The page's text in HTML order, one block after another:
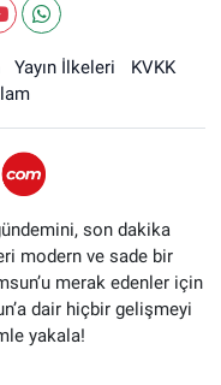
Yayın İlkeleri
KVKK
son dakika
modern ve sade bir
merak edenler için
dair hiçbir gelişmeyi
yakala!